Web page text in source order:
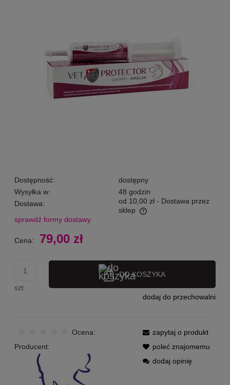
Dostępność:
dostępny
Wysyłka w:
48 godzin
Dostawa:
od 10,00 zł - Dostawa przez
sklep
Cena nie zawiera ewentualnych kosztów płatności
sprawdź formy dostawy
Cena: 79,00 zł
szt.
DO KOSZYKA
dodaj do przechowalni
Ocena:
Producent:
zapytaj o produkt
poleć znajomemu
dodaj opinię